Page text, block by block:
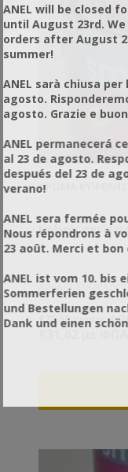
ΧΡΏΜΑ ΚΥΨΈΛΗΣ
Κωδικός
Χρώμα Κυψέλης
€25,50 χωρίς
ANEL will be closed
until August 23rd.
orders after August
summer!
ANEL sarà chiusa
agosto.
agosto. Grazie e
ANEL permanecerá
al 23 de agosto.
después del 23 de
verano!
ANEL sera fermée
Nous répondrons à
23 août. Merci et bon
ANEL ist vom 10. bis
Sommerferien
und Bestellungen
Dank und einen